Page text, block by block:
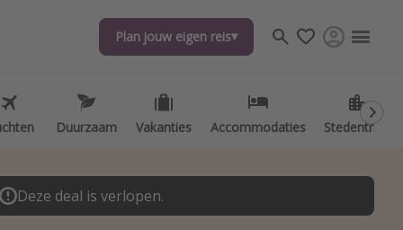
Plan jouw eigen reis
Duurzaam Vakanties Accommodaties Stedentrips
Plan jouw eigen reis
Duurzaam Vakanties Accommodaties Stedentrips
Deze deal is verlopen.